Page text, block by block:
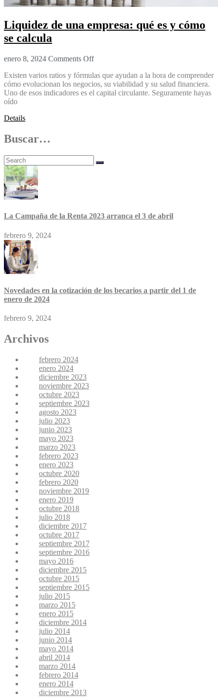
Liquidez de una empresa: qué es y cómo
se calcula
enero 8, 2024 Comments Off
Existen varios ratios y fórmulas que ayudan a la hora de comprender
cómo evolucionan los negocios, su viabilidad y su salud financiera.
Uno de esos indicadores es el capital circulante. Seguramente hayas
oído
Details
Buscar…
La Campaña de la Renta 2023 arranca el 3 de abril
febrero 9, 2024
Novedades en la cotización de los becarios a partir del 1 de
enero de 2024
febrero 9, 2024
Archivos
febrero 2024
enero 2024
diciembre 2023
noviembre 2023
octubre 2023
septiembre 2023
agosto 2023
julio 2023
junio 2023
mayo 2023
marzo 2023
febrero 2023
enero 2023
octubre 2020
febrero 2020
noviembre 2019
enero 2019
octubre 2018
julio 2018
diciembre 2017
octubre 2017
septiembre 2017
septiembre 2016
mayo 2016
diciembre 2015
octubre 2015
septiembre 2015
julio 2015
marzo 2015
enero 2015
diciembre 2014
julio 2014
junio 2014
mayo 2014
abril 2014
marzo 2014
febrero 2014
enero 2014
diciembre 2013